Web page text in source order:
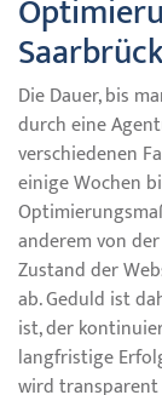
Die Dauer, bis
durch eine
verschiedenen
einige Wochen
anderem von
Zustand der
ab. Geduld ist
ist, der
langfristige
wird